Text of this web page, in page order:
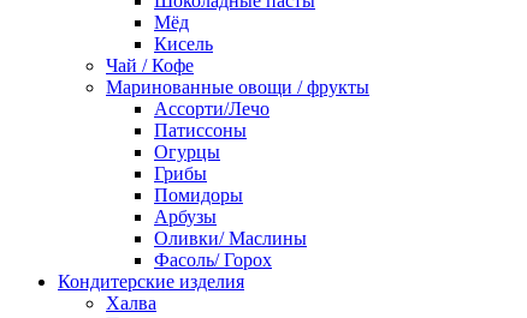
Мёд
Кисель
Чай / Кофе
Маринованные овощи / фрукты
Ассорти/Лечо
Патиссоны
Огурцы
Грибы
Помидоры
Арбузы
Оливки/ Маслины
Фасоль/ Горох
Кондитерские изделия
Халва